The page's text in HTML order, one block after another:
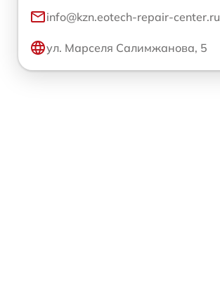
info@kzn.eotech-repair-center.ru
ул. Марселя Салимжанова, 5